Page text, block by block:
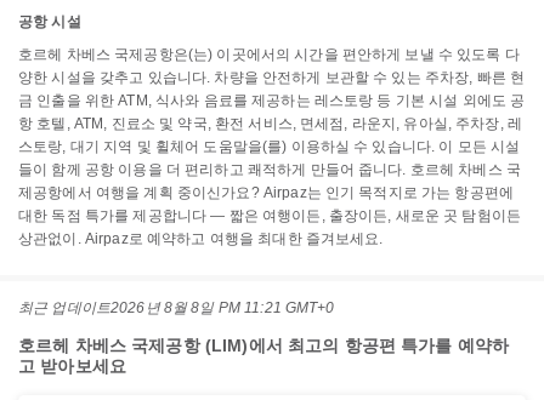
공항 시설
호르헤 차베스 국제공항은(는) 이곳에서의 시간을 편안하게 보낼 수 있도록 다
양한 시설을 갖추고 있습니다. 차량을 안전하게 보관할 수 있는 주차장, 빠른 현
금 인출을 위한 ATM, 식사와 음료를 제공하는 레스토랑 등 기본 시설 외에도 공
항 호텔, ATM, 진료소 및 약국, 환전 서비스, 면세점, 라운지, 유아실, 주차장, 레
스토랑, 대기 지역 및 휠체어 도움말을(를) 이용하실 수 있습니다. 이 모든 시설
들이 함께 공항 이용을 더 편리하고 쾌적하게 만들어 줍니다. 호르헤 차베스 국
제공항에서 여행을 계획 중이신가요? Airpaz는 인기 목적지로 가는 항공편에
대한 독점 특가를 제공합니다 — 짧은 여행이든, 출장이든, 새로운 곳 탐험이든
상관없이. Airpaz로 예약하고 여행을 최대한 즐겨보세요.
최근 업데이트2026년 8월 8일 PM 11:21 GMT+0
호르헤 차베스 국제공항 (LIM)에서 최고의 항공편 특가를 예약하
고 받아보세요